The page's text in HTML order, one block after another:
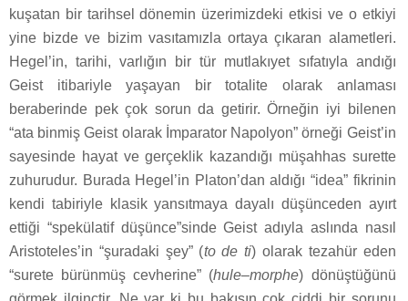
kuşatan bir tarihsel dönemin üzerimizdeki etkisi ve o etkiyi
yine bizde ve bizim vasıtamızla ortaya çıkaran alametleri.
Hegel’in, tarihi, varlığın bir tür mutlakıyet sıfatıyla andığı
Geist itibariyle yaşayan bir totalite olarak anlaması
beraberinde pek çok sorun da getirir. Örneğin iyi bilenen
“ata binmiş Geist olarak İmparator Napolyon” örneği Geist’in
sayesinde hayat ve gerçeklik kazandığı müşahhas surette
zuhurudur. Burada Hegel’in Platon’dan aldığı “idea” fikrinin
kendi tabiriyle klasik yansıtmaya dayalı düşünceden ayırt
ettiği “spekülatif düşünce”sinde Geist adıyla aslında nasıl
Aristoteles’in “şuradaki şey” (to de ti) olarak tezahür eden
“surete bürünmüş cevherine” (hule–morphe) dönüştüğünü